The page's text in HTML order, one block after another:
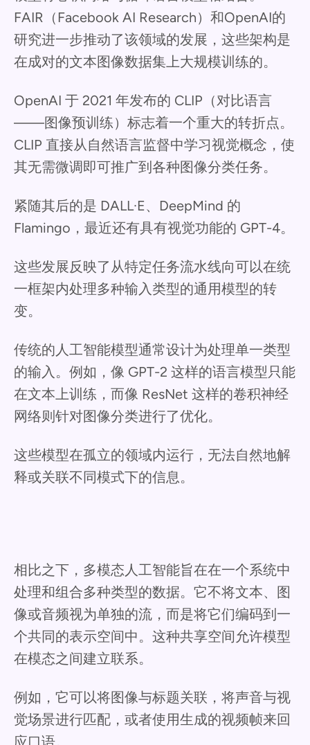
FAIR（Facebook AI Research）和OpenAI的
研究进一步推动了该领域的发展，这些架构是
在成对的文本图像数据集上大规模训练的。
OpenAI 于 2021 年发布的 CLIP（对比语言
——图像预训练）标志着一个重大的转折点。
CLIP 直接从自然语言监督中学习视觉概念，使
其无需微调即可推广到各种图像分类任务。
紧随其后的是 DALL·E、DeepMind 的
Flamingo，最近还有具有视觉功能的 GPT-4。
这些发展反映了从特定任务流水线向可以在统
一框架内处理多种输入类型的通用模型的转
变。
传统的人工智能模型通常设计为处理单一类型
的输入。例如，像 GPT-2 这样的语言模型只能
在文本上训练，而像 ResNet 这样的卷积神经
网络则针对图像分类进行了优化。
这些模型在孤立的领域内运行，无法自然地解
释或关联不同模式下的信息。
相比之下，多模态人工智能旨在在一个系统中
处理和组合多种类型的数据。它不将文本、图
像或音频视为单独的流，而是将它们编码到一
个共同的表示空间中。这种共享空间允许模型
在模态之间建立联系。
例如，它可以将图像与标题关联，将声音与视
觉场景进行匹配，或者使用生成的视频帧来回
应口语。